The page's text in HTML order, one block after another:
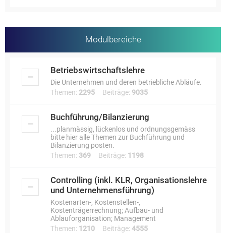
Modulbereiche
Betriebswirtschaftslehre
Die Unternehmen und deren betriebliche Abläufe.
Themen: 2295 Beiträge: 9035
Buchführung/Bilanzierung
...planmässig, lückenlos und ordnungsgemäss
bitte hier alle Themen zur Buchführung und
Bilanzierung posten.
Themen: 369 Beiträge: 1198
Controlling (inkl. KLR, Organisationslehre
und Unternehmensführung)
Kostenarten-, Kostenstellen-,
Kostenträgerrechnung; Aufbau- und
Ablauforganisation; Management
Themen: 1210 Beiträge: 4555